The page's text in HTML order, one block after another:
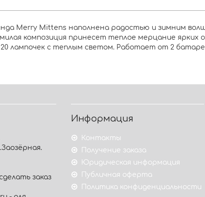
Merry Mittens наполнена радостью и зимним
композиция принесет теплое мерцание ярких
20 лампочек с теплым светом. Работает от 2
заказ
Информация
Контакты
Получение заказа
Юридическая информация
Публичная оферта
Политика конфиденциальности